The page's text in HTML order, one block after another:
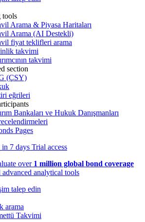
tools
Arama & Piyasa Haritaları
Arama (AI Destekli)
fiyat teklifleri arama
takvimi
takvimi
section
(ÇSY)
eğrileri
Bankaları ve Hukuk Danışmanları
Pages
in 7 days Trial access
over 1 million global bond coverage
advanced analytical tools
talep edin
arama
Takvimi